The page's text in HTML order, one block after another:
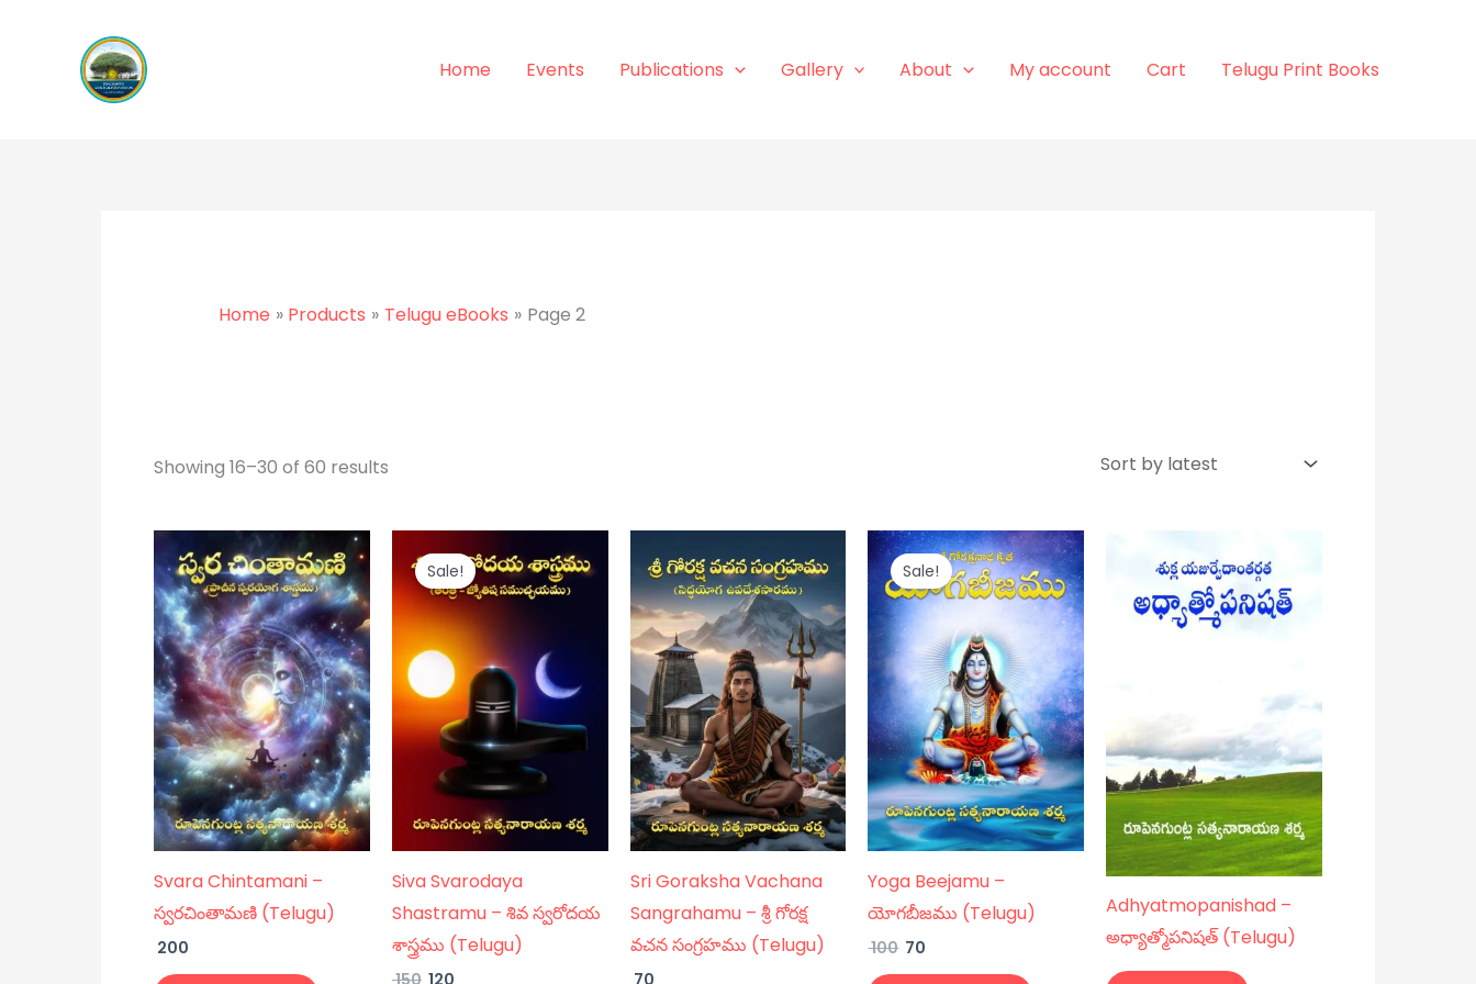
Home Events Publications Gallery About My account Cart Telugu Print Books
Home Products Telugu eBooks Page 2
Showing 16–30 of 60 results
Svara Chintamani –
స్వరచింతామణి (Telugu)
200
Sale!
Siva Svarodaya
Shastramu – శివ స్వరోదయ
శాస్త్రము (Telugu)
price
was:
₹ 150.
price
is:
₹ 120.
Sri Goraksha Vachana
Sangrahamu – శ్రీ గోరక్ష
వచన సంగ్రహము (Telugu)
Sale!
Yoga Beejamu –
యోగబీజము (Telugu)
100
Original
price
was:
₹ 100.
70
Current
price
is:
₹ 70.
Adhyatmopanishad –
అధ్యాత్మోపనిషత్ (Telugu)